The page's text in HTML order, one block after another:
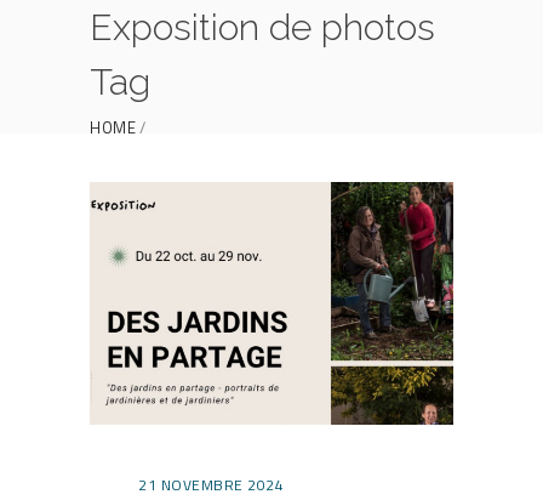
Exposition de photos
Tag
HOME
21 NOVEMBRE 2024